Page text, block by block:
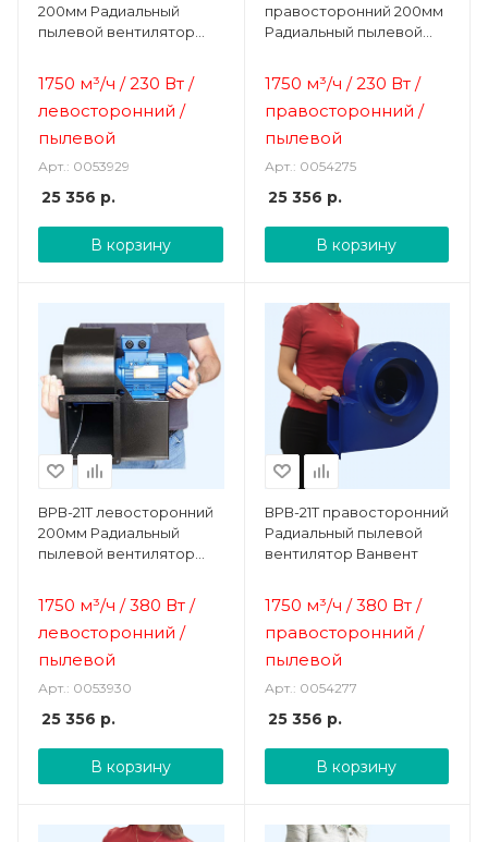
200мм Радиальный
пылевой вентилятор
1750 м³/ч / 230 Вт /
левосторонний /
пылевой
Арт.: 0053929
25 356 р.
В корзину
правосторонний 200мм
Радиальный пылевой
1750 м³/ч / 230 Вт /
правосторонний /
пылевой
Арт.: 0054275
25 356 р.
В корзину
ВРВ-21Т левосторонний
200мм Радиальный
пылевой вентилятор
1750 м³/ч / 380 Вт /
левосторонний /
пылевой
Арт.: 0053930
25 356 р.
В корзину
ВРВ-21Т правосторонний
Радиальный пылевой
вентилятор Ванвент
1750 м³/ч / 380 Вт /
правосторонний /
пылевой
Арт.: 0054277
25 356 р.
В корзину